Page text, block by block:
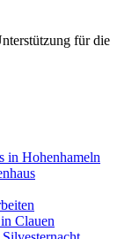
für die
in Hohenhameln
Clauen